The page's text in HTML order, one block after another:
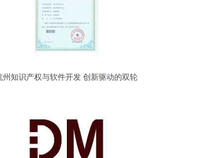
州知识产权与软件开发 创新驱动的双轮